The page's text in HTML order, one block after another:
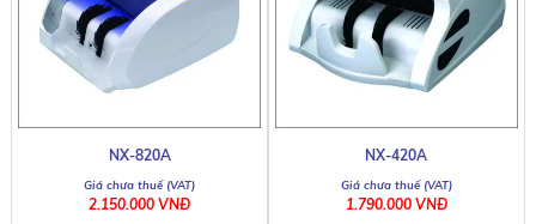
NX-820A
2.150.000 VNĐ
NX-420A
1.790.000 VNĐ